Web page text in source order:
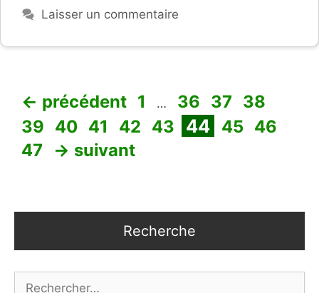
Laisser un commentaire
← précédent Page
1 … Page
36 Page
37 Page
38
39 Page
40 Page
41 Page
42 Page
43 Page
44 Page
45 Page
46
47
→ suivant
Recherche